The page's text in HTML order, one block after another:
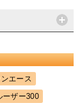
エース
ーザー300